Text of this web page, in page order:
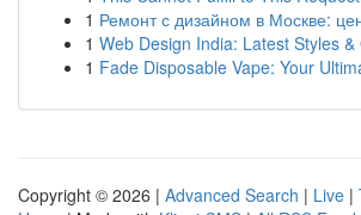
1 Ремонт с дизайном в Москве:
1 Web Design India: Latest Styles
1 Fade Disposable Vape: Your
Copyright © 2026 | Advanced Search | Live |